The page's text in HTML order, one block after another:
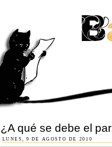
¿A qué se debe el
LUNES, 9 DE AGOSTO DE 2010